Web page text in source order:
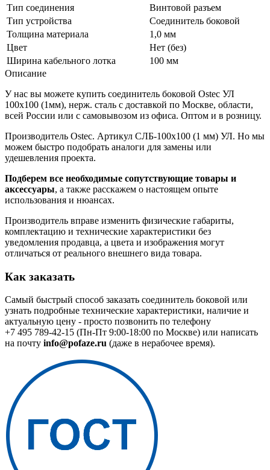
Тип соединения
Винтовой разъем
Тип устройства
Соединитель боковой
Толщина материала
1,0 мм
Цвет
Нет (без)
Ширина кабельного лотка
100 мм
Описание
У нас вы можете купить соединитель боковой Ostec УЛ
100х100 (1мм), нерж. сталь с доставкой по Москве, области,
всей России или с самовывозом из офиса. Оптом и в розницу.
Производитель Ostec. Артикул СЛБ-100х100 (1 мм) УЛ. Но мы
можем быстро подобрать аналоги для замены или
удешевления проекта.
Подберем все необходимые сопутствующие товары и
аксессуары, а также расскажем о настоящем опыте
использования и нюансах.
Производитель вправе изменить физические габариты,
комплектацию и технические характеристики без
уведомления продавца, а цвета и изображения могут
отличаться от реального внешнего вида товара.
Как заказать
Самый быстрый способ заказать соединитель боковой или
узнать подробные технические характеристики, наличие и
актуальную цену - просто позвонить по телефону
+7 495 789-42-15 (Пн-Пт 9:00-18:00 по Москве) или написать
на почту info@pofaze.ru (даже в нерабочее время).